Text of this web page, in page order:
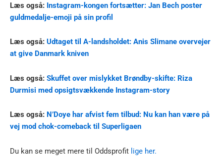
Læs også: Instagram-kongen fortsætter: Jan Bech poster
guldmedalje-emoji på sin profil
Læs også: Udtaget til A-landsholdet: Anis Slimane overvejer
at give Danmark kniven
Læs også: Skuffet over mislykket Brøndby-skifte: Riza
Durmisi med opsigtsvækkende Instagram-story
Læs også: N’Doye har afvist fem tilbud: Nu kan han være på
vej mod chok-comeback til Superligaen
Du kan se meget mere til Oddsprofit lige her.